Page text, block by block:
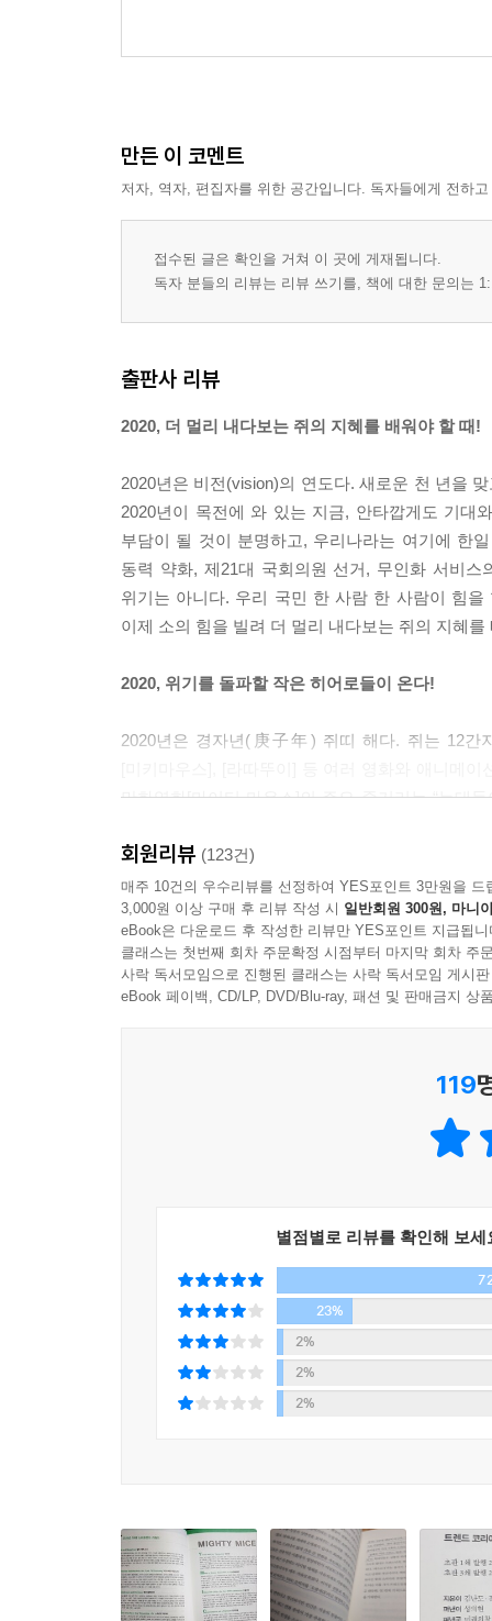
만든 이 코멘트
저자, 역자, 편집자를 위한 공간입니다. 독자들에게 전하
접수된 글은 확인을 거쳐 이 곳에 게재됩니다.
독자 분들의 리뷰는 리뷰 쓰기를, 책에 대한 문의는
출판사 리뷰
2020, 더 멀리 내다보는 쥐의 지혜를 배워야 할 때!
2020년은 비전(vision)의 연도다. 새로운 천 년을
2020년이 목전에 와 있는 지금, 안타깝게도 기대
부담이 될 것이 분명하고, 우리나라는 여기에 한
동력 약화, 제21대 국회의원 선거, 무인화 서비
위기는 아니다. 우리 국민 한 사람 한 사람이 힘을
이제 소의 힘을 빌려 더 멀리 내다보는 쥐의 지혜를
2020, 위기를 돌파할 작은 히어로들이 온다!
2020년은 경자년(庚子年) 쥐띠 해다. 쥐는 12간
만화영화[마이티 마우스]의 주요 줄거리는 “늑대
우리 모두가 작은 히어로가 되어 힘을 모아 현재
사용했다.
2020, 새로운 종족의 출현과 그들이 만들어나가는
현대인은 취향과 정체성으로 흩어지고 모이며
자산 규모와 소비 측면에서도 이들은 업계의
아닌가?” 소비에서도 ‘선한 영향력’을 중시하
일어나고 있다.
팬심과 덕심으로 똘똘 뭉친 소비자들은 이제 ‘팬
키워나가 세상에 이름을 떨치게 만드는 것이 이
‘스트리밍’ 트렌드다. 또한 기업과 브랜드는 이
매진해야 할 것이다. 마지막으로 고객과의 최종 접
회원리뷰 (123건)
매주 10건의 우수리뷰를 선정하여 YES포인트 3만원을 드
3,000원 이상 구매 후 리뷰 작성 시 일반회원 300원, 마니
eBook은 다운로드 후 작성한 리뷰만 YES포인트 지급됩니
클래스는 첫번째 회차 주문확정 시점부터 마지막 회차 주
사락 독서모임으로 진행된 클래스는 사락 독서모임 게시
eBook 페이백, CD/LP, DVD/Blu-ray, 패션 및 판매금지 상
119
별점별로 리뷰를 확인해 보세
23%
2%
2%
2%